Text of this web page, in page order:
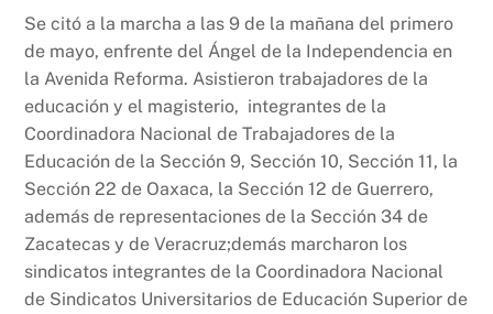
Se citó a la marcha a las 9 de la mañana del primero
de mayo, enfrente del Ángel de la Independencia en
la Avenida Reforma. Asistieron trabajadores de la
educación y el magisterio, integrantes de la
Coordinadora Nacional de Trabajadores de la
Educación de la Sección 9, Sección 10, Sección 11, la
Sección 22 de Oaxaca, la Sección 12 de Guerrero,
además de representaciones de la Sección 34 de
Zacatecas y de Veracruz;demás marcharon los
sindicatos integrantes de la Coordinadora Nacional
de Sindicatos Universitarios de Educación Superior de